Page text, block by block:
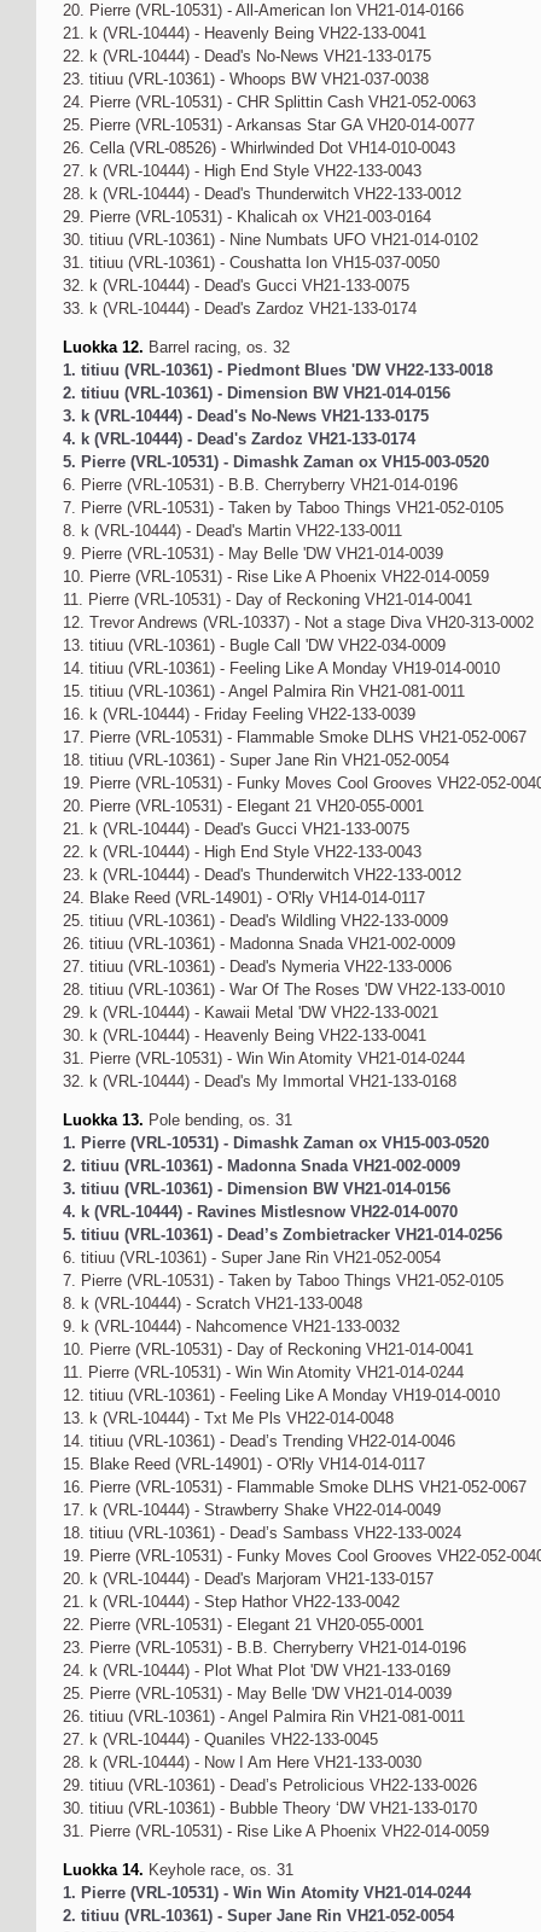
20. Pierre (VRL-10531) - All-American Ion VH21-014-0166
21. k (VRL-10444) - Heavenly Being VH22-133-0041
22. k (VRL-10444) - Dead's No-News VH21-133-0175
23. titiuu (VRL-10361) - Whoops BW VH21-037-0038
24. Pierre (VRL-10531) - CHR Splittin Cash VH21-052-0063
25. Pierre (VRL-10531) - Arkansas Star GA VH20-014-0077
26. Cella (VRL-08526) - Whirlwinded Dot VH14-010-0043
27. k (VRL-10444) - High End Style VH22-133-0043
28. k (VRL-10444) - Dead's Thunderwitch VH22-133-0012
29. Pierre (VRL-10531) - Khalicah ox VH21-003-0164
30. titiuu (VRL-10361) - Nine Numbats UFO VH21-014-0102
31. titiuu (VRL-10361) - Coushatta Ion VH15-037-0050
32. k (VRL-10444) - Dead's Gucci VH21-133-0075
33. k (VRL-10444) - Dead's Zardoz VH21-133-0174
Luokka 12. Barrel racing, os. 32
1. titiuu (VRL-10361) - Piedmont Blues 'DW VH22-133-0018
2. titiuu (VRL-10361) - Dimension BW VH21-014-0156
3. k (VRL-10444) - Dead's No-News VH21-133-0175
4. k (VRL-10444) - Dead's Zardoz VH21-133-0174
5. Pierre (VRL-10531) - Dimashk Zaman ox VH15-003-0520
6. Pierre (VRL-10531) - B.B. Cherryberry VH21-014-0196
7. Pierre (VRL-10531) - Taken by Taboo Things VH21-052-0105
8. k (VRL-10444) - Dead's Martin VH22-133-0011
9. Pierre (VRL-10531) - May Belle 'DW VH21-014-0039
10. Pierre (VRL-10531) - Rise Like A Phoenix VH22-014-0059
11. Pierre (VRL-10531) - Day of Reckoning VH21-014-0041
12. Trevor Andrews (VRL-10337) - Not a stage Diva VH20-313-0002
13. titiuu (VRL-10361) - Bugle Call 'DW VH22-034-0009
14. titiuu (VRL-10361) - Feeling Like A Monday VH19-014-0010
15. titiuu (VRL-10361) - Angel Palmira Rin VH21-081-0011
16. k (VRL-10444) - Friday Feeling VH22-133-0039
17. Pierre (VRL-10531) - Flammable Smoke DLHS VH21-052-0067
18. titiuu (VRL-10361) - Super Jane Rin VH21-052-0054
19. Pierre (VRL-10531) - Funky Moves Cool Grooves VH22-052-
20. Pierre (VRL-10531) - Elegant 21 VH20-055-0001
21. k (VRL-10444) - Dead's Gucci VH21-133-0075
22. k (VRL-10444) - High End Style VH22-133-0043
23. k (VRL-10444) - Dead's Thunderwitch VH22-133-0012
24. Blake Reed (VRL-14901) - O'Rly VH14-014-0117
25. titiuu (VRL-10361) - Dead's Wildling VH22-133-0009
26. titiuu (VRL-10361) - Madonna Snada VH21-002-0009
27. titiuu (VRL-10361) - Dead's Nymeria VH22-133-0006
28. titiuu (VRL-10361) - War Of The Roses 'DW VH22-133-0010
29. k (VRL-10444) - Kawaii Metal 'DW VH22-133-0021
30. k (VRL-10444) - Heavenly Being VH22-133-0041
31. Pierre (VRL-10531) - Win Win Atomity VH21-014-0244
32. k (VRL-10444) - Dead's My Immortal VH21-133-0168
Luokka 13. Pole bending, os. 31
1. Pierre (VRL-10531) - Dimashk Zaman ox VH15-003-0520
2. titiuu (VRL-10361) - Madonna Snada VH21-002-0009
3. titiuu (VRL-10361) - Dimension BW VH21-014-0156
4. k (VRL-10444) - Ravines Mistlesnow VH22-014-0070
5. titiuu (VRL-10361) - Dead’s Zombietracker VH21-014-0256
6. titiuu (VRL-10361) - Super Jane Rin VH21-052-0054
7. Pierre (VRL-10531) - Taken by Taboo Things VH21-052-0105
8. k (VRL-10444) - Scratch VH21-133-0048
9. k (VRL-10444) - Nahcomence VH21-133-0032
10. Pierre (VRL-10531) - Day of Reckoning VH21-014-0041
11. Pierre (VRL-10531) - Win Win Atomity VH21-014-0244
12. titiuu (VRL-10361) - Feeling Like A Monday VH19-014-0010
13. k (VRL-10444) - Txt Me Pls VH22-014-0048
14. titiuu (VRL-10361) - Dead’s Trending VH22-014-0046
15. Blake Reed (VRL-14901) - O'Rly VH14-014-0117
16. Pierre (VRL-10531) - Flammable Smoke DLHS VH21-052-0067
17. k (VRL-10444) - Strawberry Shake VH22-014-0049
18. titiuu (VRL-10361) - Dead’s Sambass VH22-133-0024
19. Pierre (VRL-10531) - Funky Moves Cool Grooves VH22-052-
20. k (VRL-10444) - Dead's Marjoram VH21-133-0157
21. k (VRL-10444) - Step Hathor VH22-133-0042
22. Pierre (VRL-10531) - Elegant 21 VH20-055-0001
23. Pierre (VRL-10531) - B.B. Cherryberry VH21-014-0196
24. k (VRL-10444) - Plot What Plot 'DW VH21-133-0169
25. Pierre (VRL-10531) - May Belle 'DW VH21-014-0039
26. titiuu (VRL-10361) - Angel Palmira Rin VH21-081-0011
27. k (VRL-10444) - Quaniles VH22-133-0045
28. k (VRL-10444) - Now I Am Here VH21-133-0030
29. titiuu (VRL-10361) - Dead’s Petrolicious VH22-133-0026
30. titiuu (VRL-10361) - Bubble Theory ‘DW VH21-133-0170
31. Pierre (VRL-10531) - Rise Like A Phoenix VH22-014-0059
Luokka 14. Keyhole race, os. 31
1. Pierre (VRL-10531) - Win Win Atomity VH21-014-0244
2. titiuu (VRL-10361) - Super Jane Rin VH21-052-0054